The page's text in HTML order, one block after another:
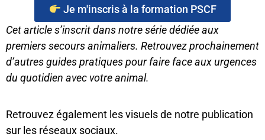
Je m'inscris à la formation PSCF
Cet article s’inscrit dans notre série dédiée aux
premiers secours animaliers. Retrouvez prochainement
d’autres guides pratiques pour faire face aux urgences
du quotidien avec votre animal.
Retrouvez également les visuels de notre publication
sur les réseaux sociaux.